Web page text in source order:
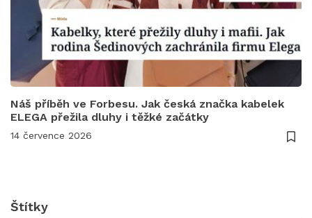
Náš příběh ve Forbesu. Jak česká značka kabelek
ELEGA přežila dluhy i těžké začátky
14 července 2026
Štítky